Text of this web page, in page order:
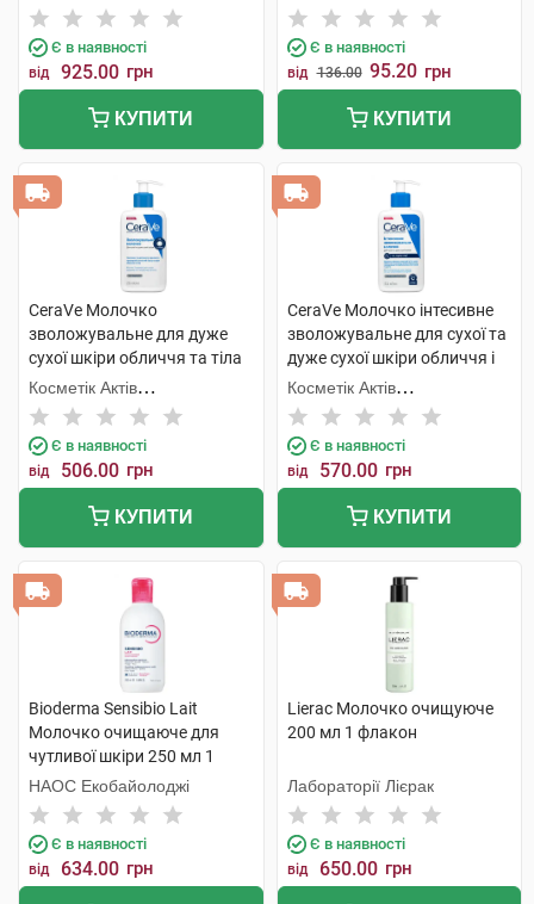
Косметікс Груп Гмбх
Є в наявності
від 925.00 грн
КУПИТИ
С.Л.У.
Є в наявності
від 136.00 95.20 грн
КУПИТИ
CeraVe Молочко
зволожувальне для дуже
сухої шкіри обличчя та тіла
236 мл 1 флакон
Косметік Актів
Інтернаціональ
Є в наявності
від 506.00 грн
КУПИТИ
CeraVe Молочко інтесивне
зволожувальне для сухої та
дуже сухої шкіри обличчя і
тіла 236 мл 1 флакон
Косметік Актів
Інтернаціональ
Є в наявності
від 570.00 грн
КУПИТИ
Bioderma Sensibio Lait
Молочко очищаюче для
чутливої шкіри 250 мл 1
флакон
НАОС Екобайолоджі
Є в наявності
від 634.00 грн
Lierac Молочко очищуюче
200 мл 1 флакон
Лабораторії Лієрак
Є в наявності
від 650.00 грн